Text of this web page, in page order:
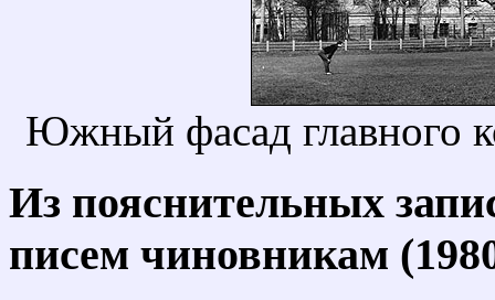
Южный фасад главного
Из пояснительных
писем чиновникам